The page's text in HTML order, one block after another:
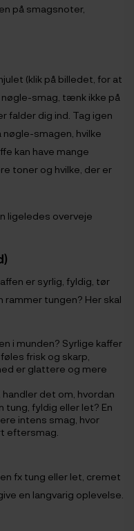
på smagsnoter,
(klik på billedet, for at
smag, tænk ikke på
falder dig ind. Tag igen
nøgle-smagen, hvilke
kan have mange
toner og hvilke, der er
ligeledes overveje
er syrlig, fyldig, tør
rammer tungen? Her skal
i munden? Syrlige kaffer
frisk og skarp,
er glattere og mere
det om, hvordan
tung, fyldig eller let? En
intens smag, hvor
eftersmag.
fx tung eller let, cremet
en langvarig oplevelse.